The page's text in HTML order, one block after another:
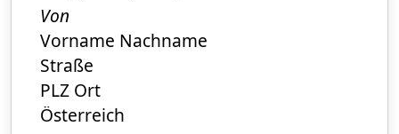
Von
Vorname Nachname
Straße
PLZ Ort
Österreich